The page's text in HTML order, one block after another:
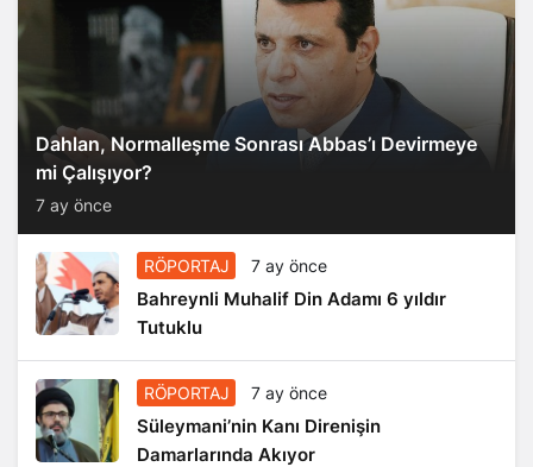
Dahlan, Normalleşme Sonrası Abbas’ı Devirmeye
mi Çalışıyor?
7 ay önce
RÖPORTAJ 7 ay önce
Bahreynli Muhalif Din Adamı 6 yıldır
Tutuklu
RÖPORTAJ 7 ay önce
Süleymani’nin Kanı Direnişin
Damarlarında Akıyor